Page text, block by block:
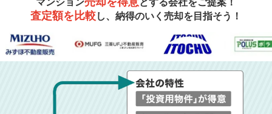
査定額を比較し、納得のいく売却を目指そう！